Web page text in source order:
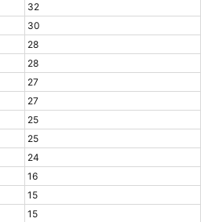
32
30
28
28
27
27
25
25
24
16
15
15